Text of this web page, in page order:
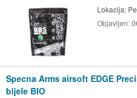
Lokacija:
Objavljen:
Specna Arms airsoft EDGE
bijele BIO